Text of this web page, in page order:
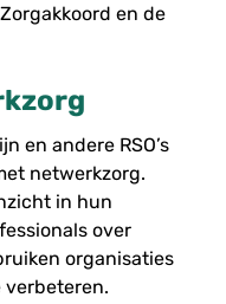
en de
en andere RSO’s
netwerkzorg.
in hun
over
organisaties